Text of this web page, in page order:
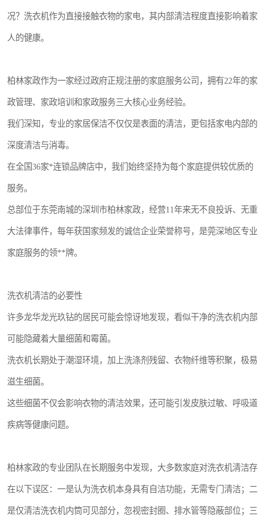
况？洗衣机作为直接接触衣物的家电，其内部清洁程度直接影响着家
人的健康。
柏林家政作为一家经过政府正规注册的家庭服务公司，拥有22年的家
政管理、家政培训和家政服务三大核心业务经验。
我们深知，专业的家居保洁不仅仅是表面的清洁，更包括家电内部的
深度清洁与消毒。
在全国36家*连锁品牌店中，我们始终坚持为每个家庭提供较优质的
服务。
总部位于东莞南城的深圳市柏林家政，经营11年来无不良投诉、无重
大法律事件，每年获国家频发的诚信企业荣誉称号，是莞深地区专业
家庭服务的领**牌。
洗衣机清洁的必要性
许多龙华龙光玖钻的居民可能会惊讶地发现，看似干净的洗衣机内部
可能隐藏着大量细菌和霉菌。
洗衣机长期处于潮湿环境，加上洗涤剂残留、衣物纤维等积聚，极易
滋生细菌。
这些细菌不仅会影响衣物的清洁效果，还可能引发皮肤过敏、呼吸道
疾病等健康问题。
柏林家政的专业团队在长期服务中发现，大多数家庭对洗衣机清洁存
在以下误区：一是认为洗衣机本身具有自洁功能，无需专门清洁；二
是仅清洁洗衣机内筒可见部分，忽视密封圈、排水管等隐蔽部位；三